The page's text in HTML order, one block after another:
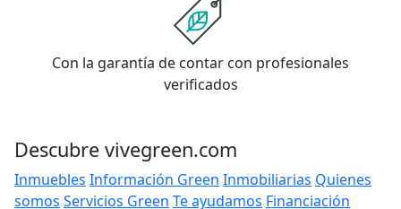
Con la garantía de contar con profesionales
verificados
Descubre vivegreen.com
Inmuebles Información Green Inmobiliarias Quienes
somos Servicios Green Te ayudamos Financiación